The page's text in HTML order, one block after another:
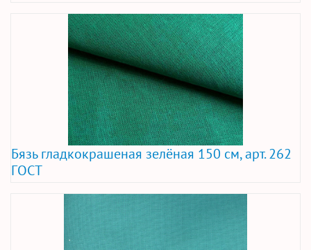
Бязь гладкокрашеная зелёная 150 см, арт. 262
ГОСТ